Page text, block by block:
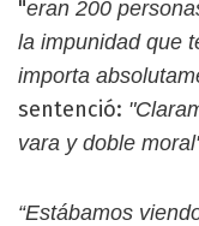
"eran 200
la impunidad que
importa
sentenció:
vara y doble
“Estábamos